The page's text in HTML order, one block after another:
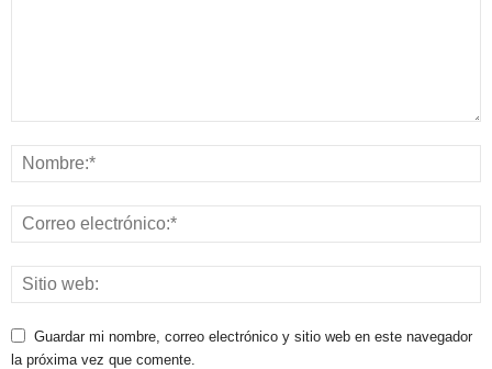
Guardar mi nombre, correo electrónico y sitio web en este navegador
la próxima vez que comente.